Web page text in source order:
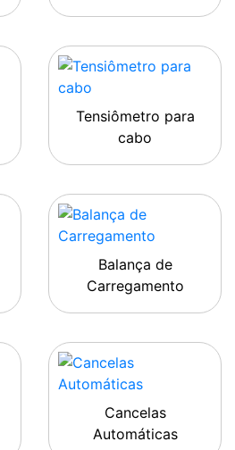
Tensiômetro para
cabo
Balança de
Carregamento
Cancelas
Automáticas